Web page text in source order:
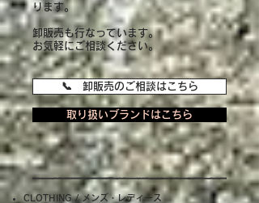
ります。
卸販売も行なっています。
​お気軽にご相談ください。
📞 卸販売のご相談はこちら
取り扱いブランドはこちら
CLOTHING / メンズ・レディース